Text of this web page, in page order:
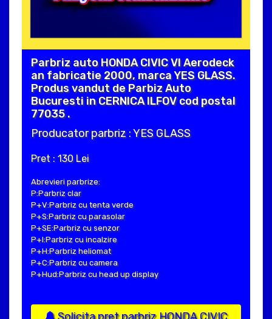
Parbriz auto HONDA CIVIC VI Aerodeck
an fabricatie 2000, marca YES GLASS.
Produs vandut de Parbiz Auto
Bucuresti in CERNICA ILFOV cod postal
77035 .
Producator parbriz : YES GLASS
Pret : 130 Lei
Abrevieri parbrize:
P:Parbriz clar
P+V:Parbriz cu tenta verde
P+S:Parbriz cu parasolar
P+SE:Parbriz cu senzor
P+I:Parbriz cu incalzire
P+H:Parbriz heliomat
P+C:Parbriz cu camera
P+Hud:Parbriz cu head up display